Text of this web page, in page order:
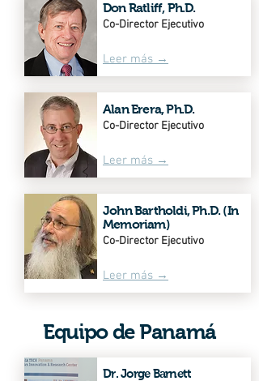
Don Ratliff, Ph.D.
Co-Director Ejecutivo
Leer más →
Alan Erera, Ph.D.
Co-Director Ejecutivo
Leer más →
John Bartholdi, Ph.D. (In
Memoriam)
Co-Director Ejecutivo
Leer más →
Equipo de Panamá
Dr. Jorge Barnett